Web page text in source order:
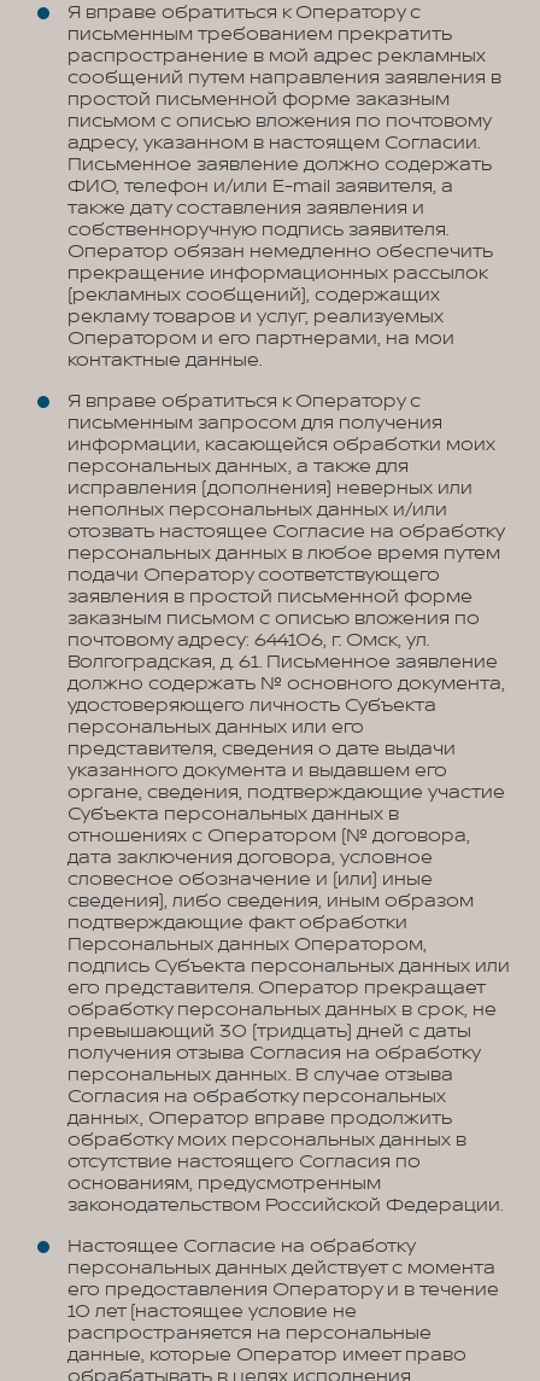
Я вправе обратиться к Оператору с
письменным требованием прекратить
распространение в мой адрес рекламных
сообщений путем направления заявления в
простой письменной форме заказным
письмом с описью вложения по почтовому
адресу, указанном в настоящем Согласии.
Письменное заявление должно содержать
ФИО, телефон и/или E-mail заявителя, а
также дату составления заявления и
собственноручную подпись заявителя.
Оператор обязан немедленно обеспечить
прекращение информационных рассылок
(рекламных сообщений), содержащих
рекламу товаров и услуг, реализуемых
Оператором и его партнерами, на мои
контактные данные.
Я вправе обратиться к Оператору с
письменным запросом для получения
информации, касающейся обработки моих
персональных данных, а также для
исправления (дополнения) неверных или
неполных персональных данных и/или
отозвать настоящее Согласие на обработку
персональных данных в любое время путем
подачи Оператору соответствующего
заявления в простой письменной форме
заказным письмом с описью вложения по
почтовому адресу: 644106, г. Омск, ул.
Волгоградская, д. 61. Письменное заявление
должно содержать № основного документа,
удостоверяющего личность Субъекта
персональных данных или его
представителя, сведения о дате выдачи
указанного документа и выдавшем его
органе, сведения, подтверждающие участие
Субъекта персональных данных в
отношениях с Оператором (№ договора,
дата заключения договора, условное
словесное обозначение и (или) иные
сведения), либо сведения, иным образом
подтверждающие факт обработки
Персональных данных Оператором,
подпись Субъекта персональных данных или
его представителя. Оператор прекращает
обработку персональных данных в срок, не
превышающий 30 (тридцать) дней с даты
получения отзыва Согласия на обработку
персональных данных. В случае отзыва
Согласия на обработку персональных
данных, Оператор вправе продолжить
обработку моих персональных данных в
отсутствие настоящего Согласия по
основаниям, предусмотренным
законодательством Российской Федерации.
Настоящее Согласие на обработку
персональных данных действует с момента
его предоставления Оператору и в течение
10 лет (настоящее условие не
распространяется на персональные
данные, которые Оператор имеет право